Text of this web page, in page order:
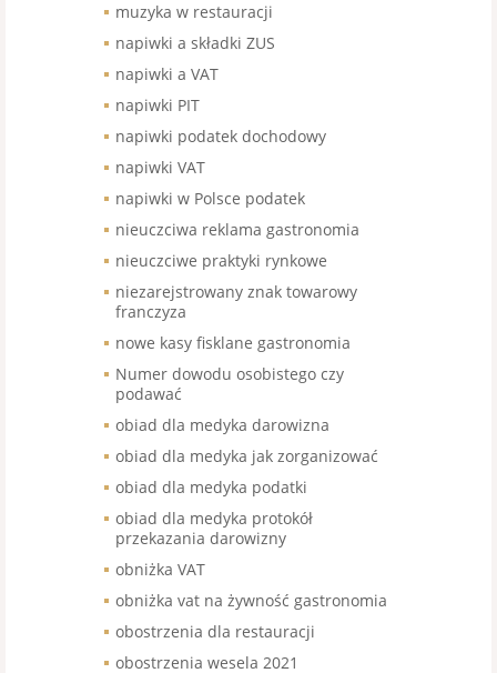
muzyka w restauracji
napiwki a składki ZUS
napiwki a VAT
napiwki PIT
napiwki podatek dochodowy
napiwki VAT
napiwki w Polsce podatek
nieuczciwa reklama gastronomia
nieuczciwe praktyki rynkowe
niezarejstrowany znak towarowy
franczyza
nowe kasy fisklane gastronomia
Numer dowodu osobistego czy
podawać
obiad dla medyka darowizna
obiad dla medyka jak zorganizować
obiad dla medyka podatki
obiad dla medyka protokół
przekazania darowizny
obniżka VAT
obniżka vat na żywność gastronomia
obostrzenia dla restauracji
obostrzenia wesela 2021